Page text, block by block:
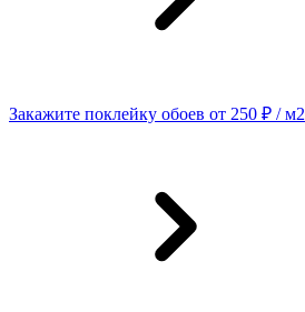
Закажите поклейку обоев от 250 ₽ / м2